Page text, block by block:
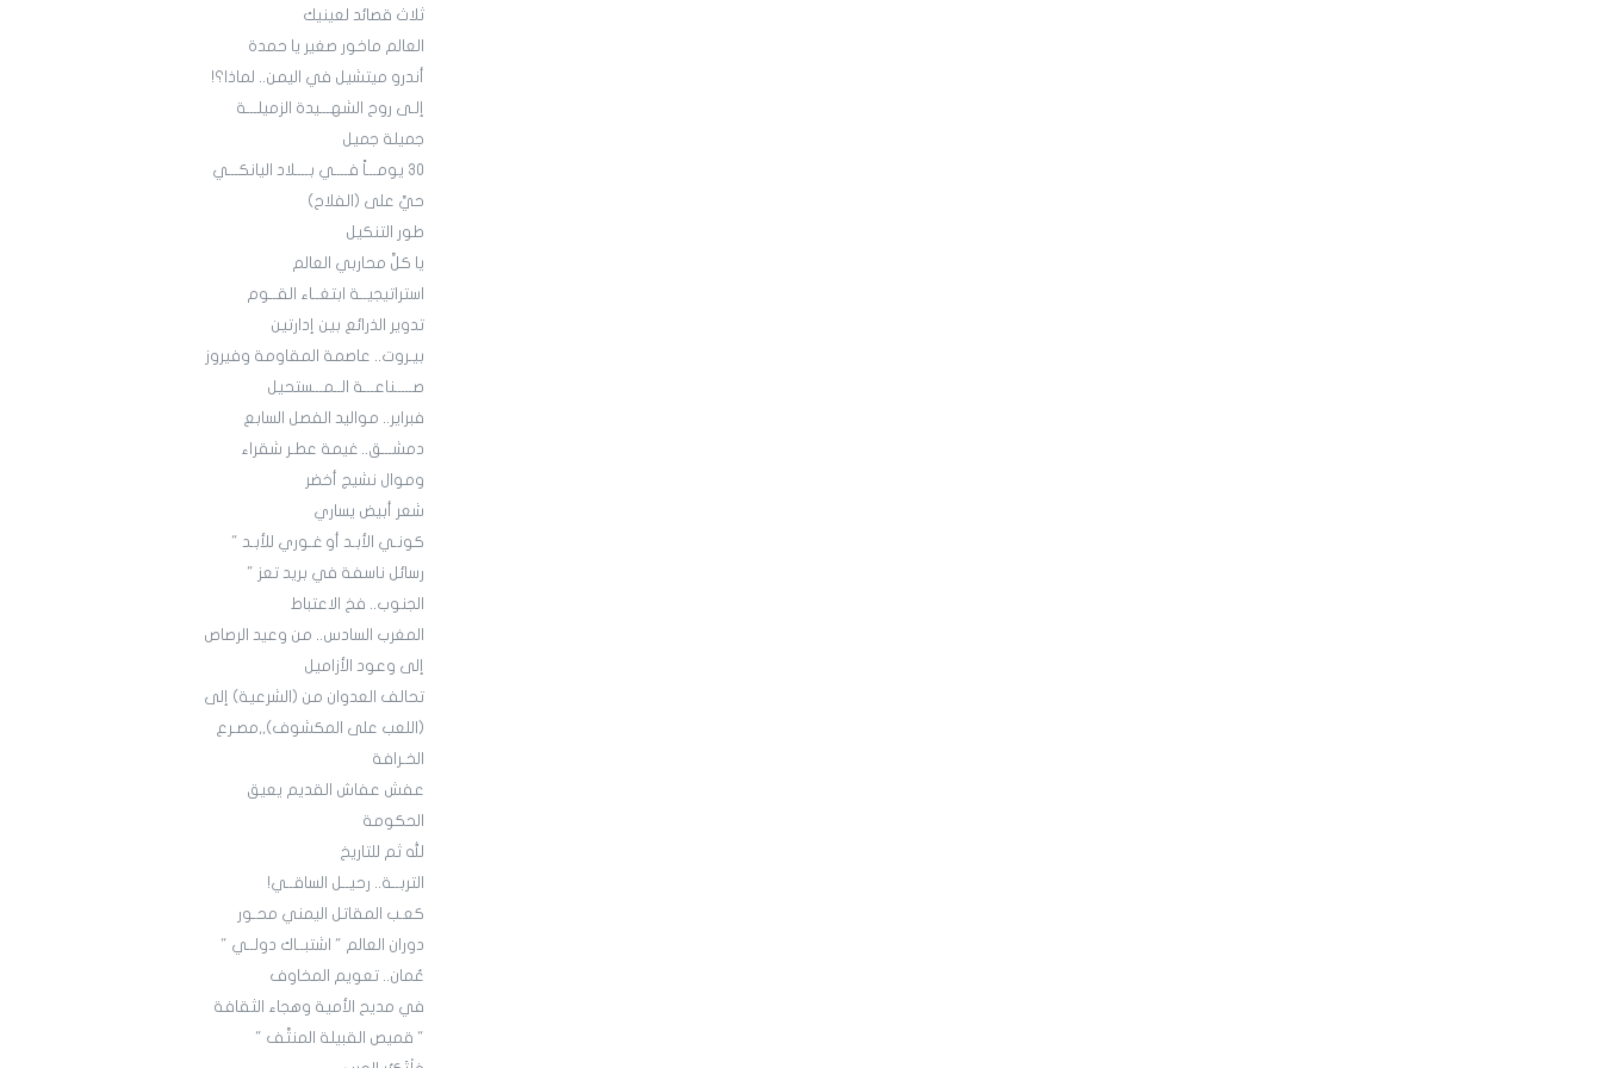
ثلاث قصائد لعينيك
العالم ماخور صغير يا حمدة
أندرو ميتشيل في اليمن.. لماذا؟!
إلـى روح الشهـــيدة الزميلـــة
جميلة جميل
30 يومـــاً فــــي بــــلاد اليانكـــي
حيَّ على (الفلاح)
طور التنكيل
يا كلَّ محاربي العالم
استراتيجيــة ابتغــاء القــوم
تدوير الذرائع بين إدارتين
بيـروت.. عاصمة المقاومة وفيروز
صـــــناعـــة الــمـــستحيل
فبراير.. مواليد الفصل السابع
دمشـــق.. غيمة عطـر شقراء
وموال نشيج أخضر
شعر أبيض يساري
كونـي الأبـد أو غـوري للأبـد "
رسائل ناسفة في بريد تعز "
الجنوب.. فخ الاعتباط
المغرب السادس.. من وعيد الرصاص
إلى وعود الأزاميل
تحالف العدوان من (الشرعية) إلى
(اللعب على المكشوف),,مصـرع
الخـرافة
عفش عفاش القديم يعيق
الحكومة
لله ثم للتاريخ
التربــة.. رحيــل الساقــي!
كعـب المقاتل اليمني محـور
دوران العالم " اشتبــاك دولــي "
عُمان.. تعويم المخاوف
في مديح الأمية وهجاء الثقافة
" قميص القبيلة المنتَّف "